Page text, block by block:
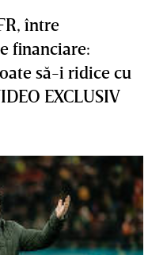
între
financiare:
să-i ridice cu
EXCLUSIV